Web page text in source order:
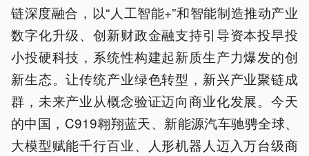
链深度融合，以“人工智能+”和智能制造推动产业
数字化升级、创新财政金融支持引导资本投早投
小投硬科技，系统性构建起新质生产力爆发的创
新生态。让传统产业绿色转型，新兴产业聚链成
群，未来产业从概念验证迈向商业化发展。今天
的中国，C919翱翔蓝天、新能源汽车驰骋全球、
大模型赋能千行百业、人形机器人迈入万台级商